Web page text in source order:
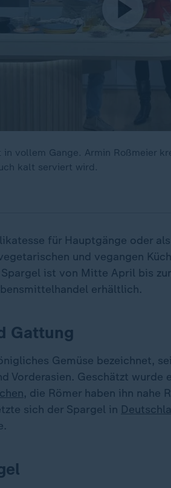
in vollem Gange. Armin Roßmeier
kalt serviert wird.
für Hauptgänge oder
und vegangen
ist von Mitte April bis
erhältlich.
Gattung
Gemüse bezeichnet,
Vorderasien. Geschätzt wurde
, die Römer haben ihn nahe
sich der Spargel in